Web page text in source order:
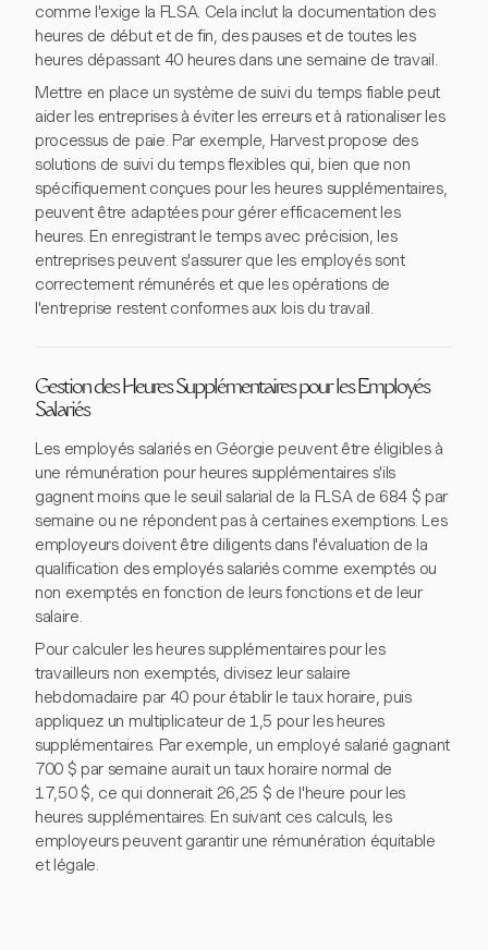
comme l'exige la FLSA. Cela inclut la documentation des
heures de début et de fin, des pauses et de toutes les
heures dépassant 40 heures dans une semaine de travail.
Mettre en place un système de suivi du temps fiable peut
aider les entreprises à éviter les erreurs et à rationaliser les
processus de paie. Par exemple, Harvest propose des
solutions de suivi du temps flexibles qui, bien que non
spécifiquement conçues pour les heures supplémentaires,
peuvent être adaptées pour gérer efficacement les
heures. En enregistrant le temps avec précision, les
entreprises peuvent s'assurer que les employés sont
correctement rémunérés et que les opérations de
l'entreprise restent conformes aux lois du travail.
Gestion des Heures Supplémentaires pour les Employés
Salariés
Les employés salariés en Géorgie peuvent être éligibles à
une rémunération pour heures supplémentaires s'ils
gagnent moins que le seuil salarial de la FLSA de 684 $ par
semaine ou ne répondent pas à certaines exemptions. Les
employeurs doivent être diligents dans l'évaluation de la
qualification des employés salariés comme exemptés ou
non exemptés en fonction de leurs fonctions et de leur
salaire.
Pour calculer les heures supplémentaires pour les
travailleurs non exemptés, divisez leur salaire
hebdomadaire par 40 pour établir le taux horaire, puis
appliquez un multiplicateur de 1,5 pour les heures
supplémentaires. Par exemple, un employé salarié gagnant
700 $ par semaine aurait un taux horaire normal de
17,50 $, ce qui donnerait 26,25 $ de l'heure pour les
heures supplémentaires. En suivant ces calculs, les
employeurs peuvent garantir une rémunération équitable
et légale.